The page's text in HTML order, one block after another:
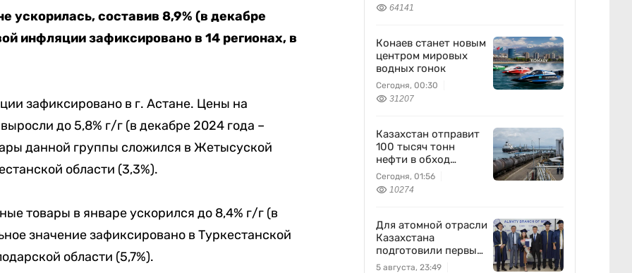
ускорилась, составив 8,9% (в декабре
инфляции зафиксировано в 14 регионах, в
зафиксировано в г. Астане. Цены на
до 5,8% г/г (в декабре 2024 года –
данной группы сложился в Жетысуской
области (3,3%).
товары в январе ускорился до 8,4% г/г (в
значение зафиксировано в Туркестанской
области (5,7%).
64141
Конаев станет новым
центром мировых
водных гонок
Сегодня, 00:30
31207
Казахстан отправит
100 тысяч тонн
нефти в обход
России
Сегодня, 01:56
10274
Для атомной отрасли
Казахстана
подготовили первых
специалистов
5 августа, 23:49